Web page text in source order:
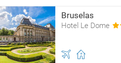
Bruselas
Hotel Le Dome